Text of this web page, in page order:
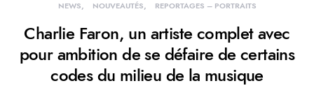
NEWS
NOUVEAUTÉS REPORTAGES – PORTRAITS
Charlie Faron, un artiste complet avec
pour ambition de se défaire de certains
codes du milieu de la musique